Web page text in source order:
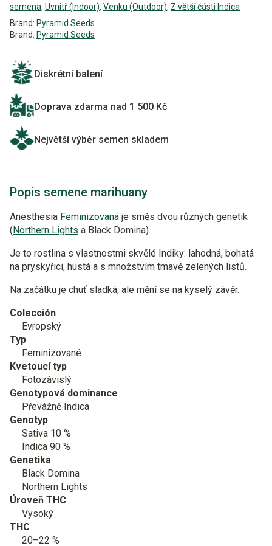
semena, Uvnitř (Indoor), Venku (Outdoor), Z větší části Indica
Brand: Pyramid Seeds
Brand: Pyramid Seeds
Diskrétní balení
Doprava zdarma nad 1 500 Kč
Největší výběr semen skladem
Popis semene marihuany
Anesthesia Feminizovaná je směs dvou různých genetik
(Northern Lights a Black Domina).
Je to rostlina s vlastnostmi skvělé Indiky: lahodná, bohatá
na pryskyřici, hustá a s množstvím tmavě zelených listů.
Na začátku je chuť sladká, ale mění se na kyselý závěr.
Colección
Evropský
Typ
Feminizované
Kvetoucí typ
Fotozávislý
Genotypová dominance
Převážně Indica
Genotyp
Sativa 10 %
Indica 90 %
Genetika
Black Domina
Northern Lights
Úroveň THC
Vysoký
THC
20–22 %